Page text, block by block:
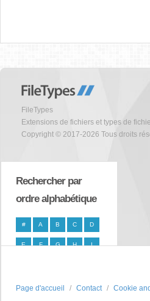
FileTypes
Extensions de fichiers et types de
Copyright © 2017-2026 Tous droits
Rechercher par
ordre alphabétique
# A B C D
E F G H I
P S
Page d'accueil Contact Cookie